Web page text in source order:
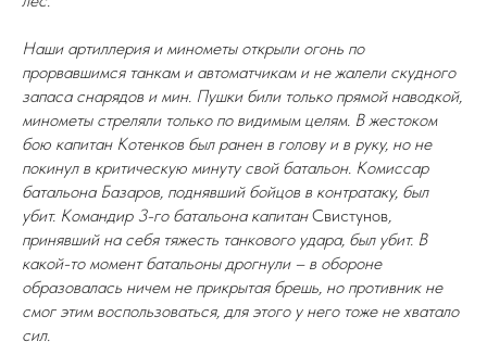
Наши артиллерия и минометы открыли огонь по
прорвавшимся танкам и автоматчикам и не жалели скудного
запаса снарядов и мин. Пушки били только прямой наводкой,
минометы стреляли только по видимым целям. В жестоком
бою капитан Котенков был ранен в голову и в руку, но не
покинул в критическую минуту свой батальон. Комиссар
батальона Базаров, поднявший бойцов в контратаку, был
убит. Командир 3-го батальона капитанСвистунов,
принявший на себя тяжесть танкового удара, был убит. В
какой-то момент батальоны дрогнули – в обороне
образовалась ничем не прикрытая брешь, но противник не
смог этим воспользоваться, для этого у него тоже не хватало
сил.